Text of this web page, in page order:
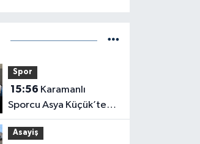
Spor
15:56
Sporcu Asya Küçük’ten
Batum’da Çifte Madalya
Asayiş